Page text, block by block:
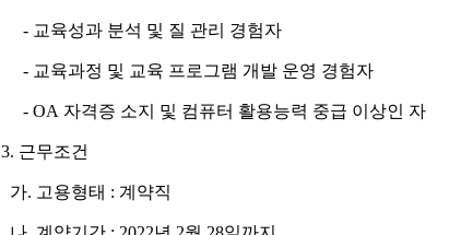
- 교육성과 분석 및 질 관리 경험자
- 교육과정 및 교육 프로그램 개발 운영 경험자
- OA 자격증 소지 및 컴퓨터 활용능력 중급 이상인 자
3. 근무조건
가. 고용형태 : 계약직